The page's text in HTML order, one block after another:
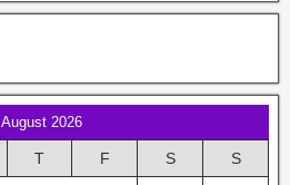
August 2026
T F S S